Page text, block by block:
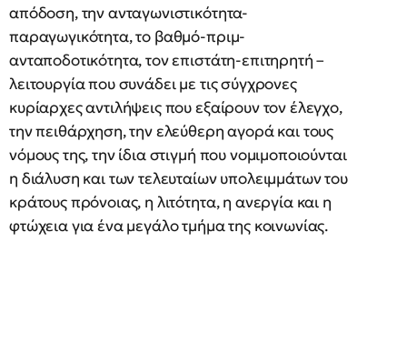
απόδοση, την ανταγωνιστικότητα-
παραγωγικότητα, το βαθμό-πριμ-
ανταποδοτικότητα, τον επιστάτη-επιτηρητή –
λειτουργία που συνάδει με τις σύγχρονες
κυρίαρχες αντιλήψεις που εξαίρουν τον έλεγχο,
την πειθάρχηση, την ελεύθερη αγορά και τους
νόμους της, την ίδια στιγμή που νομιμοποιούνται
η διάλυση και των τελευταίων υπολειμμάτων του
κράτους πρόνοιας, η λιτότητα, η ανεργία και η
φτώχεια για ένα μεγάλο τμήμα της κοινωνίας.